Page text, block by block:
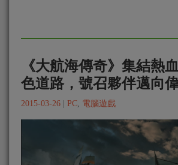
《大航海傳奇》集結熱
色道路，號召夥伴邁向
2015-03-26 | PC 電腦遊戲